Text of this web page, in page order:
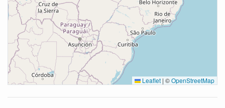
Leaflet | ©OpenStreetMap